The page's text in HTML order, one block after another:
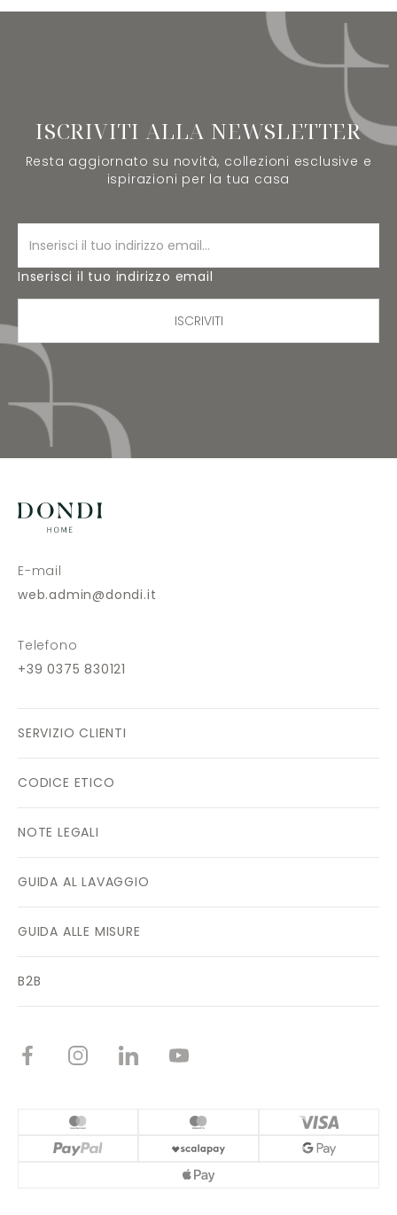
ISCRIVITI ALLA NEWSLETTER
Resta aggiornato su novità, collezioni esclusive e
ispirazioni per la tua casa
Inserisci il tuo indirizzo email
ISCRIVITI
E-mail
web.admin@dondi.it
Telefono
+39 0375 830121
SERVIZIO CLIENTI
CODICE ETICO
NOTE LEGALI
GUIDA AL LAVAGGIO
GUIDA ALLE MISURE
B2B